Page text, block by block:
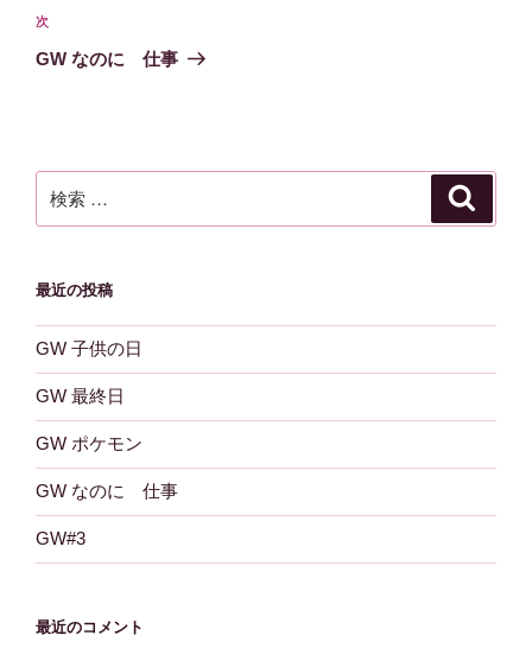
ビ
ゲ
ン
投
次
の
次
GW なのに 仕事
索:
最近の投稿
GW 子供の日
GW 最終日
GW ポケモン
GW なのに 仕事
GW#3
最近のコメント